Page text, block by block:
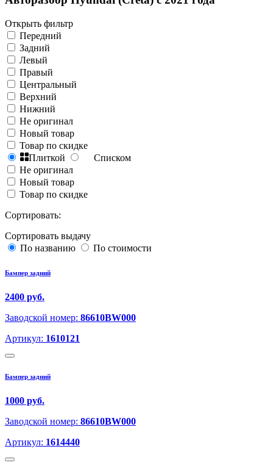
Открыть фильтр
Передний
Задний
Левый
Правый
Центральный
Верхний
Нижний
Не оригинал
Новый товар
Товар по скидке
Плиткой
Списком
Не оригинал
Новый товар
Товар по скидке
Сортировать:
Сортировать выдачу
По названию
По стоимости
Бампер задний
2400 руб.
Заводской номер: 86610BW000
Артикул: 1610121
Бампер задний
1000 руб.
Заводской номер: 86610BW000
Артикул: 1614440